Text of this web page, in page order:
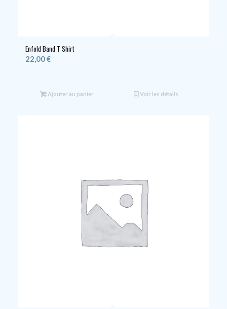
Enfold Band T Shirt
22,00€
Ajouter au panier Voir les détails